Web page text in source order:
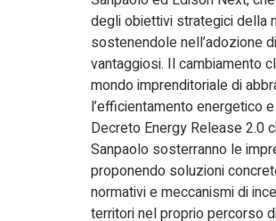
degli obiettivi strategici della
sostenendole nell’adozione
vantaggiosi. Il cambiamento
mondo imprenditoriale di
l’efficientamento energetico
Decreto Energy Release 2.0
Sanpaolo sosterranno le
proponendo soluzioni
normativi e meccanismi di
territori nel proprio percorso